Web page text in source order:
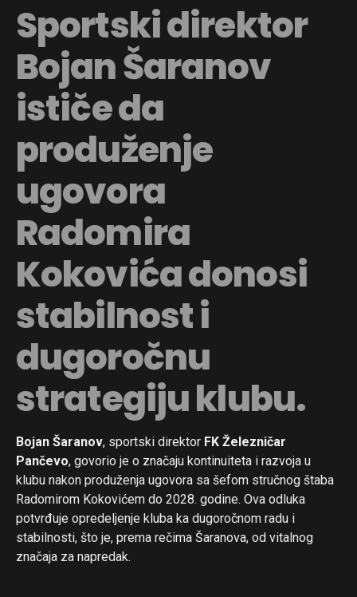
Sportski direktor
Bojan Šaranov
ističe da
produženje
ugovora
Radomira
Kokovića donosi
stabilnost i
dugoročnu
strategiju klubu.
Bojan Šaranov, sportski direktor FK Železničar
Pančevo, govorio je o značaju kontinuiteta i razvoja u
klubu nakon produženja ugovora sa šefom stručnog štaba
Radomirom Kokovićem do 2028. godine. Ova odluka
potvrđuje opredeljenje kluba ka dugoročnom radu i
stabilnosti, što je, prema rečima Šaranova, od vitalnog
značaja za napredak.